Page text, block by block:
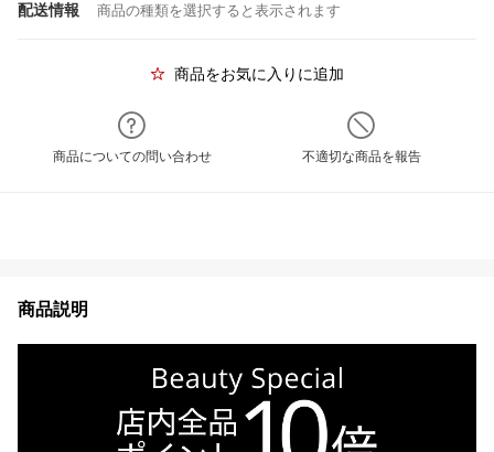
配送情報 商品の種類を選択すると表示されます
商品をお気に入りに追加
商品についての問い合わせ 不適切な商品を報告
商品説明